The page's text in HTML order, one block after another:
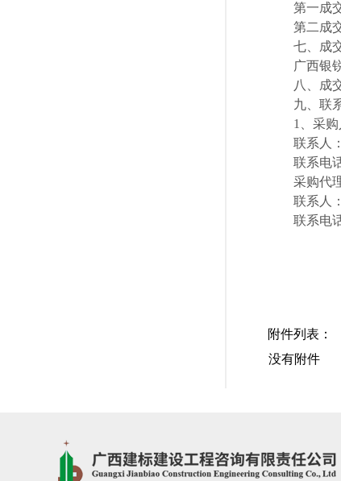
第一成
第二成
七、成
广西银
八、成
九、联
1、采
联系人
联系电
采购代
联系人
联系电
附件列表：
没有附件